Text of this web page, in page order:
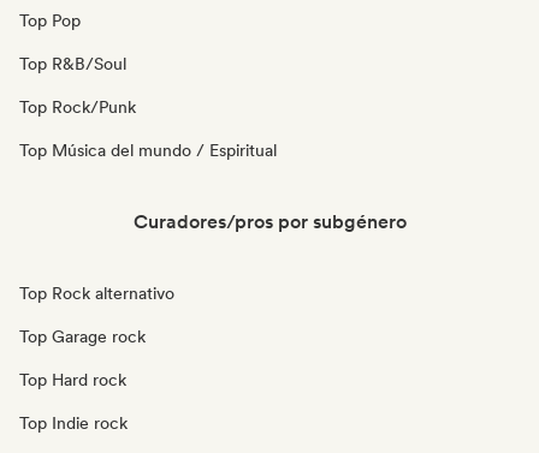
Top Pop
Top R&B/Soul
Top Rock/Punk
Top Música del mundo / Espiritual
Curadores/pros por subgénero
Top Rock alternativo
Top Garage rock
Top Hard rock
Top Indie rock